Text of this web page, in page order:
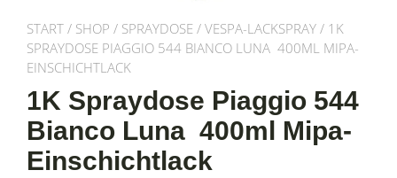
START / SHOP / SPRAYDOSE / VESPA-LACKSPRAY / 1K
SPRAYDOSE PIAGGIO 544 BIANCO LUNA 400ML MIPA-
EINSCHICHTLACK
1K Spraydose Piaggio 544
Bianco Luna 400ml Mipa-
Einschichtlack